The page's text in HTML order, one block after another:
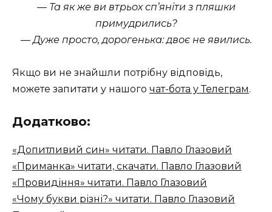
— Та як же ви втрьох сп’яніти з пляшки
примудрились?
— Дуже просто, дорогенька: двоє не явились.
Якщо ви не знайшли потрібну відповідь,
можете запитати у нашого чат-бота у Телеграм.
Додатково:
«Допитливий син» читати. Павло Глазовий
«Приманка» читати, скачати. Павло Глазовий
«Провидіння» читати. Павло Глазовий
«Чому букви різні?» читати. Павло Глазовий